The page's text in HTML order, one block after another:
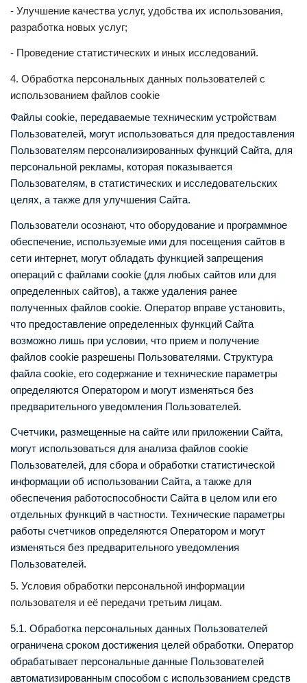
- Улучшение качества услуг, удобства их использования,
разработка новых услуг;
- Проведение статистических и иных исследований.
4. Обработка персональных данных пользователей с
использованием файлов cookie
Файлы cookie, передаваемые техническим устройствам
Пользователей, могут использоваться для предоставления
Пользователям персонализированных функций Сайта, для
персональной рекламы, которая показывается
Пользователям, в статистических и исследовательских
целях, а также для улучшения Сайта.
Пользователи осознают, что оборудование и программное
обеспечение, используемые ими для посещения сайтов в
сети интернет, могут обладать функцией запрещения
операций с файлами cookie (для любых сайтов или для
определенных сайтов), а также удаления ранее
полученных файлов cookie. Оператор вправе установить,
что предоставление определенных функций Сайта
возможно лишь при условии, что прием и получение
файлов cookie разрешены Пользователями. Структура
файла cookie, его содержание и технические параметры
определяются Оператором и могут изменяться без
предварительного уведомления Пользователей.
Счетчики, размещенные на сайте или приложении Сайта,
могут использоваться для анализа файлов cookie
Пользователей, для сбора и обработки статистической
информации об использовании Сайта, а также для
обеспечения работоспособности Сайта в целом или его
отдельных функций в частности. Технические параметры
работы счетчиков определяются Оператором и могут
изменяться без предварительного уведомления
Пользователей.
5. Условия обработки персональной информации
пользователя и её передачи третьим лицам.
5.1. Обработка персональных данных Пользователей
ограничена сроком достижения целей обработки. Оператор
обрабатывает персональные данные Пользователей
автоматизированным способом с использованием средств